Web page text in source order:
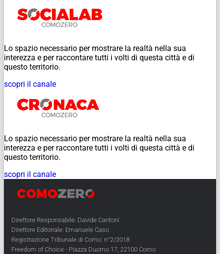
Lo spazio necessario per mostrare la realtà nella sua
interezza e per raccontare tutti i volti di questa città e di
questo territorio.
scopri il canale
Lo spazio necessario per mostrare la realtà nella sua
interezza e per raccontare tutti i volti di questa città e di
questo territorio.
scopri il canale
Direttore Responsabile: Davide Cantoni
Direttore Editoriale: Emanuele Caso
Registrazione Tribunale di Como: n°2/2018
Freedom of Choice - Piazza Duomo 17, 22100 Como